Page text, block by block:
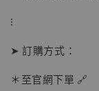
NT$ 1,870
⁝
➤ 訂購方式：
＊至官網下單 🔗